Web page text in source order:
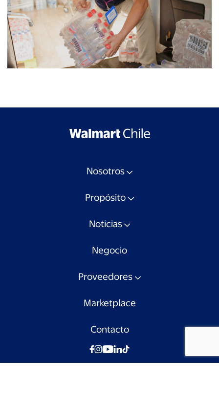
Nosotros
Propósito
Noticias
Negocio
Proveedores
Marketplace
Contacto